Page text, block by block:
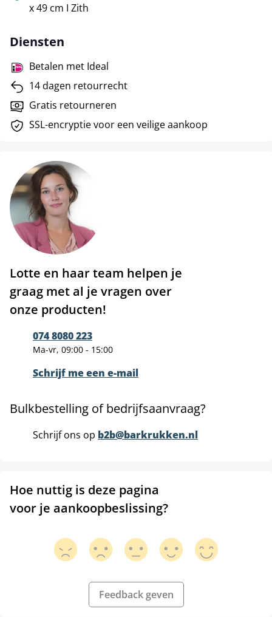
x 49 cm I Zith
Diensten
Betalen met Ideal
14 dagen retourrecht
Gratis retourneren
SSL-encryptie voor een veilige aankoop
Lotte en haar team helpen je
graag met al je vragen over
onze producten!
074 8080 223
Ma-vr, 09:00 - 15:00
Schrijf me een e-mail
Bulkbestelling of bedrijfsaanvraag?
Schrijf ons op b2b@barkrukken.nl
Hoe nuttig is deze pagina
voor je aankoopbeslissing?
Feedback geven